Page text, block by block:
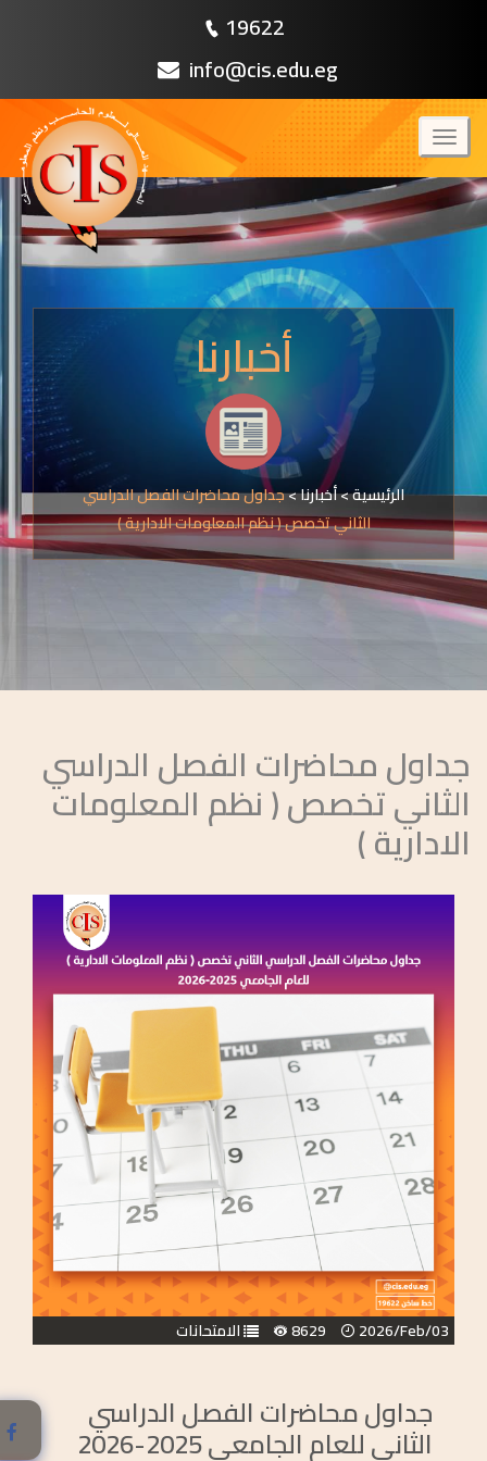
19622
info@cis.edu.eg
أخبارنا
الرئيسية>أخبارنا>جداول محاضرات الفصل الدراسي
الثاني تخصص ( نظم المعلومات الادارية )
جداول محاضرات الفصل الدراسي
الثاني تخصص ( نظم المعلومات
الادارية )
2026/Feb/03
8629 الامتحانات
جداول محاضرات الفصل الدراسي
الثاني للعام الجامعي 2025-2026